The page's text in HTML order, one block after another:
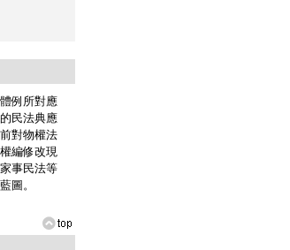
例所對應
民法典應
對物權法
編修改現
事民法等
圖。